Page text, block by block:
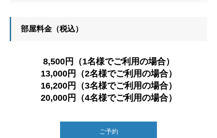
部屋料金（税込）
8,500円（1名様でご利用の場合）
13,000円（2名様でご利用の場合）
16,200円（3名様でご利用の場合）
20,000円（4名様でご利用の場合）
ご予約